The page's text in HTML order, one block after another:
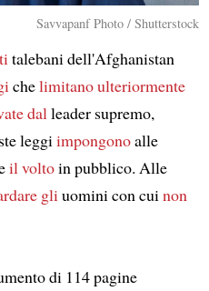
Savvapanf Photo / Shutterstock
talebani dell'Afghanistan
chelimitano ulteriormente
dal leader supremo,
leggi impongonoalle
il voltoin pubblico. Alle
gli uomini con cui non
di 114 pagine